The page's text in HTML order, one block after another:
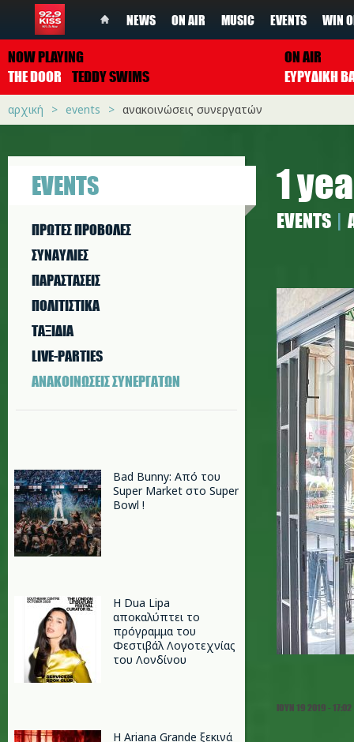
NEWS ON AIR MUSIC EVENTS WIN
NOW PLAYING
THE DOOR
TEDDY SWIMS
ON AIR
ΕΥΡΥΔΙΚΗ
αρχική events ανακοινώσεις συνεργατών
EVENTS
ΠΡΩΤΕΣ ΠΡΟΒΟΛΕΣ
ΣΥΝΑΥΛΙΕΣ
ΠΑΡΑΣΤAΣΕΙΣ
ΠΟΛΙΤΙΣΤΙΚA
ΤΑΞΙΔΙΑ
LIVE-PARTIES
ΑΝΑΚΟΙΝΩΣΕΙΣ ΣΥΝΕΡΓΑΤΩΝ
Bad Bunny: Από του
Super Market στο Super
Bowl !
Η Dua Lipa
αποκαλύπτει το
πρόγραμμα του
Φεστιβάλ Λογοτεχνίας
του Λονδίνου
Η Ariana Grande ξεκινά
1
EVENTS
ΙΟΥΝ 19 2019 - 17:02